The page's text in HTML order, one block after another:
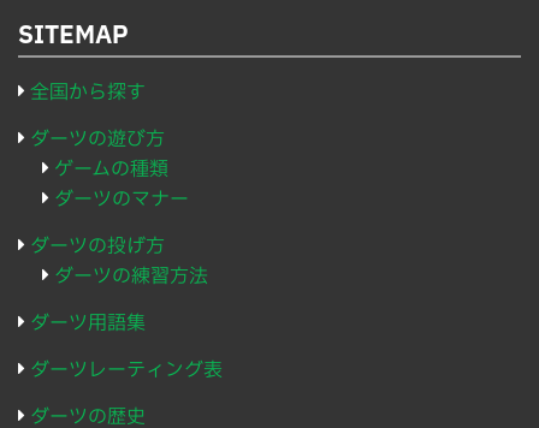
SITEMAP
全国から探す
ダーツの遊び方
ゲームの種類
ダーツのマナー
ダーツの投げ方
ダーツの練習方法
ダーツ用語集
ダーツレーティング表
ダーツの歴史